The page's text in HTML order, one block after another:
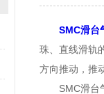
SMC滑台
珠、直线滑轨
方向推动，推
SMC滑台